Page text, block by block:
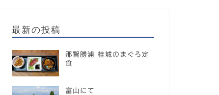
最新の投稿
那智勝浦 桂城のまぐろ定
食
富山にて